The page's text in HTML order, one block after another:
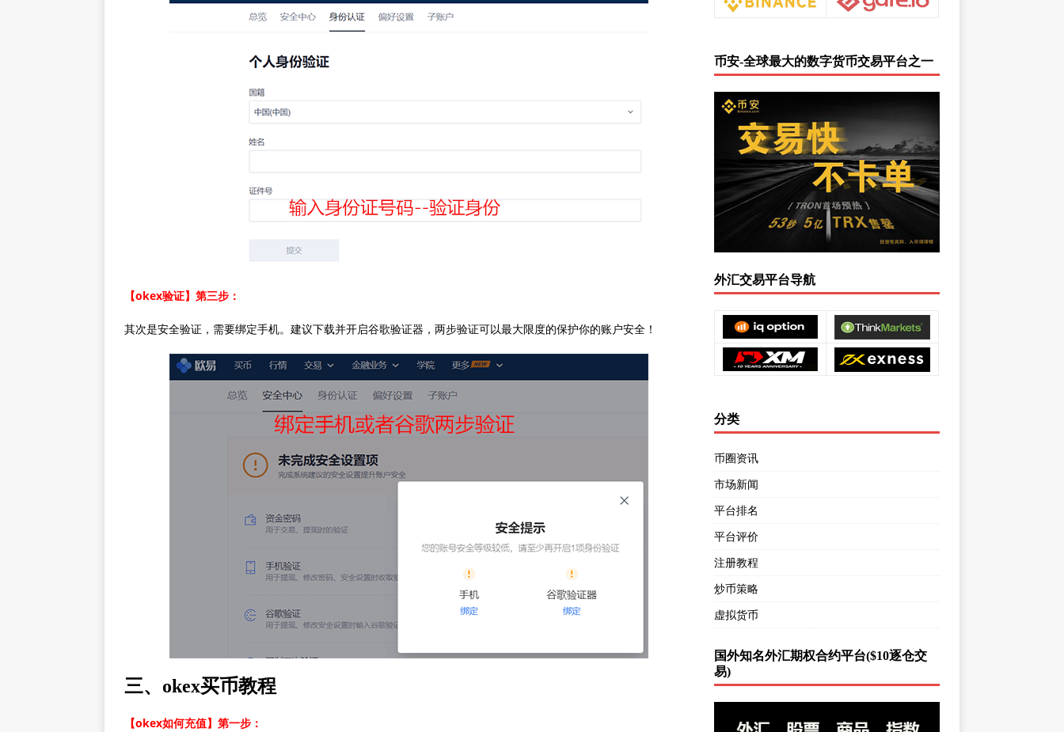
【okex验证】第三步：
其次是安全验证，需要绑定手机。建议下载并开启谷歌验证器，两步验证可以最大限度的保护你的账户安全！
三、okex买币教程
【okex如何充值】第一步：
币安-全球最大的数字货币交易平台之一
外汇交易平台导航
分类
币圈资讯
市场新闻
平台排名
平台评价
注册教程
炒币策略
虚拟货币
国外知名外汇期权合约平台($10逐仓交
易)